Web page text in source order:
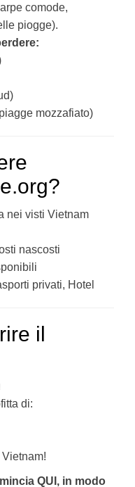
comode,
piogge).
mozzafiato)
nei visti Vietnam
nascosti
privati, Hotel
il
di:
QUI, in modo